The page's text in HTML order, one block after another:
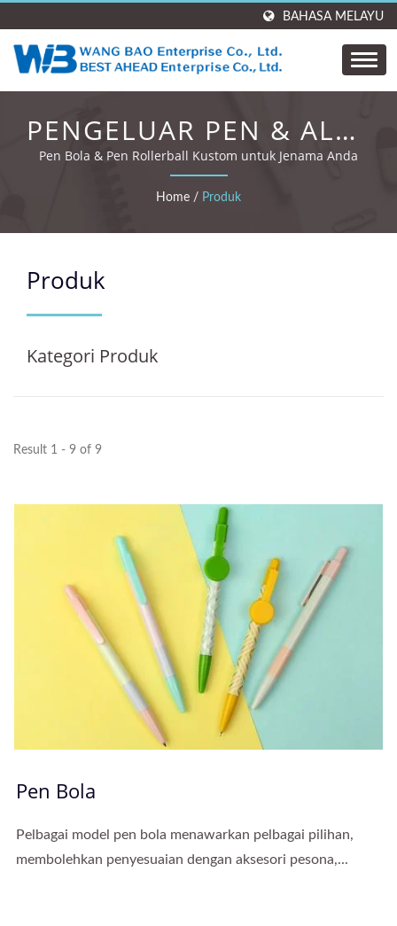
BAHASA MELAYU
PENGELUAR PEN & ALAT
TULIS OEM/ODM DI
TAIWAN
Pen Bola & Pen Rollerball Kustom untuk Jenama Anda
Home / Produk
Produk
Kategori Produk
Result 1 - 9 of 9
Pen Bola
Pelbagai model pen bola menawarkan pelbagai pilihan,
membolehkan penyesuaian dengan aksesori pesona,...